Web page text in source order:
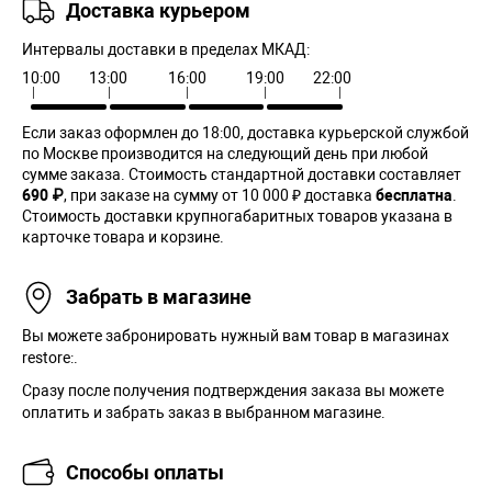
Доставка курьером
Интервалы доставки в пределах МКАД:
10:00
13:00 16:00 19:00 22:00
Если заказ оформлен до 18:00, доставка курьерской службой
по Москве производится на следующий день при любой
сумме заказа. Cтоимость стандартной доставки составляет
690 ₽, при заказе на сумму от 10 000 ₽ доставка бесплатна
Стоимость доставки крупногабаритных товаров указана в
карточке товара и корзине.
Забрать в магазине
Вы можете забронировать нужный вам товар в магазинах
restore:.
Сразу после получения подтверждения заказа вы можете
оплатить и забрать заказ в выбранном магазине.
Способы оплаты